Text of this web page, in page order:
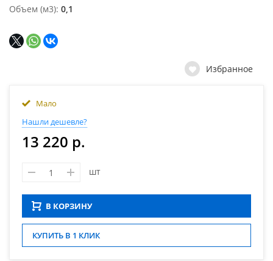
Объем (м3) 0,1
Избранное
Мало
Нашли дешевле?
13 220 р.
шт
В КОРЗИНУ
КУПИТЬ В 1 КЛИК